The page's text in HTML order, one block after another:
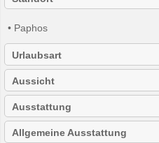
• Paphos
Urlaubsart
Aussicht
Ausstattung
Allgemeine Ausstattung